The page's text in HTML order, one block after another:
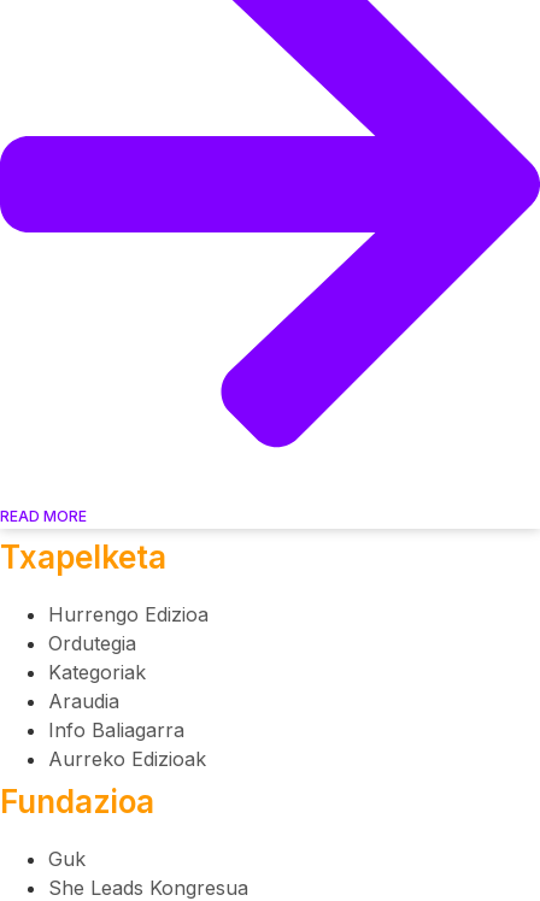
READ MORE
Txapelketa
Hurrengo Edizioa
Ordutegia
Kategoriak
Araudia
Info Baliagarra
Aurreko Edizioak
Fundazioa
Guk
She Leads Kongresua